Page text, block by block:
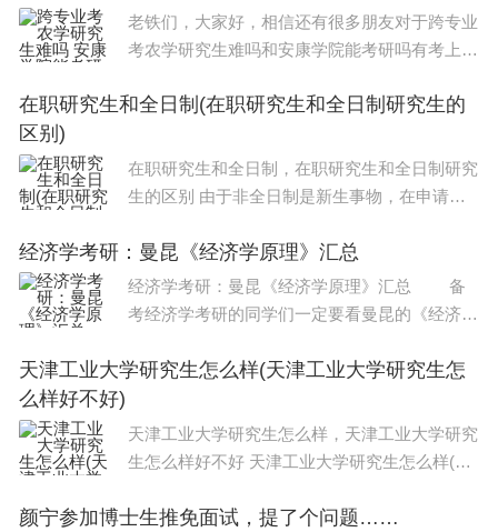
绍，更新后的搜索框将能够动态扩展，允许用户输入
更复杂、更自然的问题。它可以给出AI驱动的问题建
议，不再只是传统自动完成，并支持多模态输入，包
括文本、图片、文件、视频和Chrome标签页。
同时，谷歌搜索的AI Mode将使用 Gemini 3.5 Flash
览）直接继续追问，并保留上下文。谷歌还推出了新
的Search智能体，这类智能体可以在后台保持运
合更新。
此外，谷歌还在电商领域加码，宣布推出智能虚拟购
物车Universal Cart，以作为用户通过谷歌进行AI购
物的核心，将在今年夏天开放。
老铁们，大家好，相信还有很多朋友对于跨专业
考农学研究生难吗和安康学院能考研吗有考上的
大家分享分享跨专业考农学研究生难吗以及安康
在职研究生和全日制(在职研究生和全日制研究生的
区别)
在职研究生和全日制，在职研究生和全日制研究
生的区别 由于非全日制是新生事物，在申请MB
全日制MBA含金量低，日后会受到职场歧视。
同学们要用发展的眼光看问题，如果不能独立思
考
经济学考研：曼昆《经济学原理》汇总
经济学考研：曼昆《经济学原理》汇总 备
考经济学考研的同学们一定要看曼昆的《经济学
下面小编就和大家分享曼昆的《经济学原理》各
天津工业大学研究生怎么样(天津工业大学研究生怎
么样好不好)
天津工业大学研究生怎么样，天津工业大学研究
生怎么样好不好 天津工业大学研究生怎么样(天
颜宁参加博士生推免面试，提了个问题……